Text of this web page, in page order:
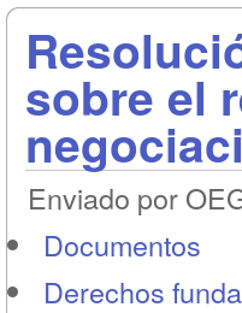
sobre el
Enviado por
Documentos
Derechos